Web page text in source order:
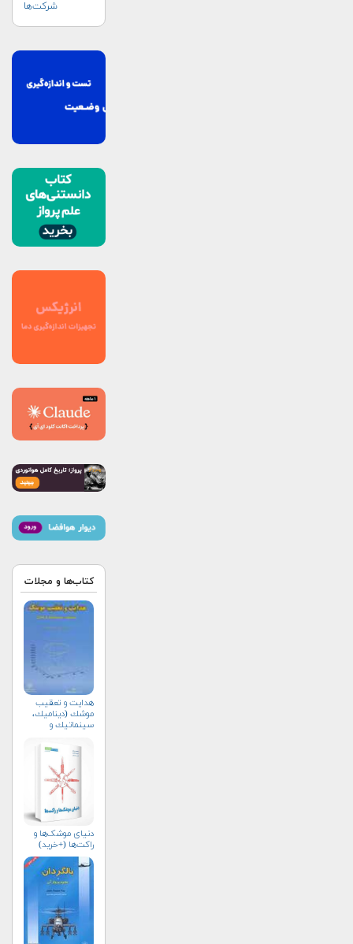
شرکت‌ها
کتاب‌ها و مجلات
هدايت و تعقيب
موشك (ديناميك،
سينماتيك و
دنیای موشک‌ها و
راکت‌ها (+خرید)